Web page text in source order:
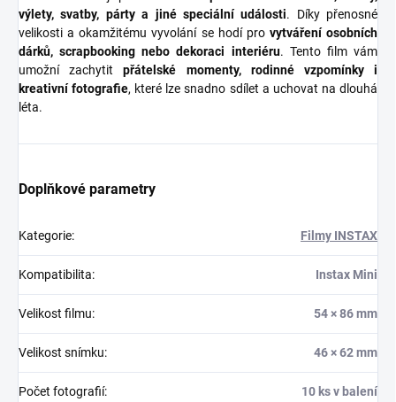
výlety, svatby, párty a jiné speciální události. Díky přenosné
velikosti a okamžitému vyvolání se hodí pro vytváření osobních
dárků, scrapbooking nebo dekoraci interiéru. Tento film vám
umožní zachytitpřátelské momenty, rodinné vzpomínky i
kreativní fotografie, které lze snadno sdílet a uchovat na dlouhá
léta.
Doplňkové parametry
Kategorie: Filmy INSTAX
Kompatibilita: Instax Mini
Velikost filmu: 54 × 86 mm
Velikost snímku: 46 × 62 mm
Počet fotografií: 10 ks v balení